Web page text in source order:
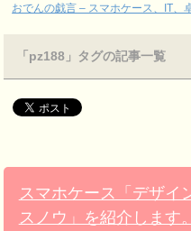
おでんの戯言 – スマホケース、IT、
「pz188」タグの記事一覧
スマホケース「デザイ
スノウ」を紹介します。